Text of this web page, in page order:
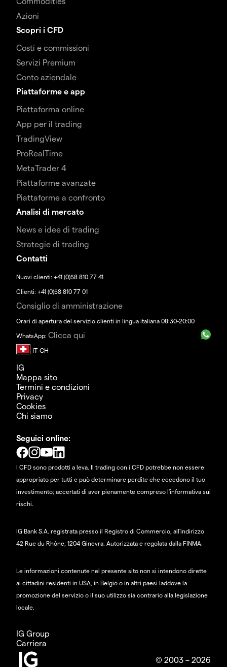
Azioni
Scopri i CFD
Costi e commissioni
Servizi Premium
Conto aziendale
Piattaforme e app
Piattaforma online
App per il trading
TradingView
ProRealTime
MetaTrader 4
Piattaforme avanzate
Piattaforme a confronto
Analisi di mercato
News e idee di trading
Strategie di trading
Contatti
Nuovi clienti: +41 (0)58 810 77 41
Clienti: +41 (0)58 810 77 01
Consiglio di amministrazione
Orari di apertura del servizio clienti in lingua italiana 08:30-20:00
WhatsApp: Clicca qui
IG
Mappa sito
Termini e condizioni
Privacy
Cookies
Chi siamo
Seguici online:
I CFD sono prodotti a leva. Il trading con i CFD potrebbe non essere
appropriato per tutti e può determinare perdite che eccedono il tuo
investimento; accertati di aver pienamente compreso l'informativa sui
rischi.
IG Bank S.A. registrata presso il Registro di Commercio, all'indirizzo
42 Rue du Rhône, 1204 Ginevra. Autorizzata e regolata dalla FINMA.
Le informazioni contenute nel presente sito non si intendono dirette
ai cittadini residenti in USA, in Belgio o in altri paesi laddove la
promozione del servizio o il suo utilizzo sia contrario alla legislazione
locale.
IG Group
Carriera
© 2003 – 2026